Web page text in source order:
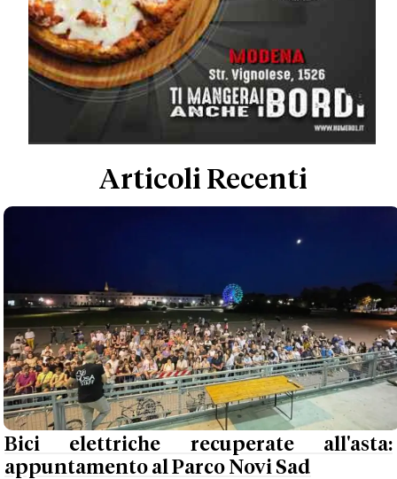
Articoli Recenti
Bici elettriche recuperate all'asta:
appuntamento al Parco Novi Sad